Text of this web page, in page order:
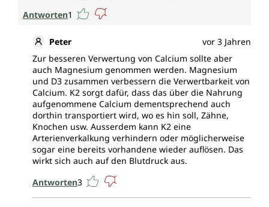
Antworten1
Peter
vor 3 Jahren
Zur besseren Verwertung von Calcium sollte aber
auch Magnesium genommen werden. Magnesium
und D3 zusammen verbessern die Verwertbarkeit von
Calcium. K2 sorgt dafür, dass das über die Nahrung
aufgenommene Calcium dementsprechend auch
dorthin transportiert wird, wo es hin soll, Zähne,
Knochen usw. Ausserdem kann K2 eine
Arterienverkalkung verhindern oder möglicherweise
sogar eine bereits vorhandene wieder auflösen. Das
wirkt sich auch auf den Blutdruck aus.
Antworten3